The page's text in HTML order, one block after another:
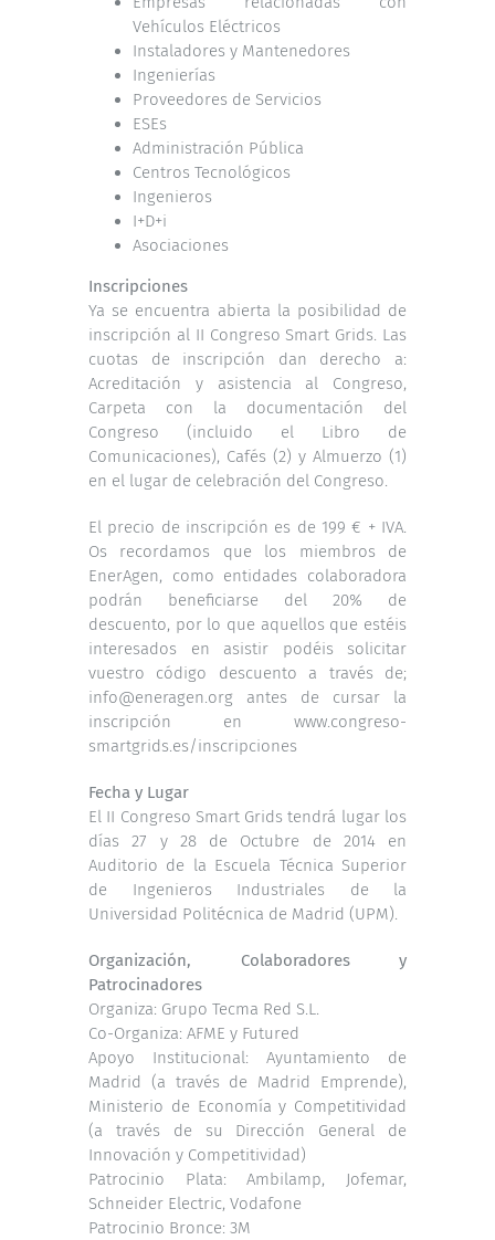
Vehículos Eléctricos
Instaladores y Mantenedores
Ingenierías
Proveedores de Servicios
ESEs
Administración Pública
Centros Tecnológicos
Ingenieros
I+D+i
Asociaciones
Inscripciones
Ya se encuentra abierta la posibilidad de
inscripción al II Congreso Smart Grids. Las
cuotas de inscripción dan derecho a:
Acreditación y asistencia al Congreso,
Carpeta con la documentación del
Congreso (incluido el Libro de
Comunicaciones), Cafés (2) y Almuerzo (1)
en el lugar de celebración del Congreso.
El precio de inscripción es de 199 € + IVA.
Os recordamos que los miembros de
EnerAgen, como entidades colaboradora
podrán beneficiarse del 20% de
descuento, por lo que aquellos que estéis
interesados en asistir podéis solicitar
vuestro código descuento a través de;
info@eneragen.org antes de cursar la
inscripción en www.congreso-
smartgrids.es/inscripciones
Fecha y Lugar
El II Congreso Smart Grids tendrá lugar los
días 27 y 28 de Octubre de 2014 en
Auditorio de la Escuela Técnica Superior
de Ingenieros Industriales de la
Universidad Politécnica de Madrid (UPM).
Organización, Colaboradores y
Patrocinadores
Organiza: Grupo Tecma Red S.L.
Co-Organiza: AFME y Futured
Apoyo Institucional: Ayuntamiento de
Madrid (a través de Madrid Emprende),
Ministerio de Economía y Competitividad
(a través de su Dirección General de
Innovación y Competitividad)
Patrocinio Plata: Ambilamp, Jofemar,
Schneider Electric, Vodafone
Patrocinio Bronce: 3M